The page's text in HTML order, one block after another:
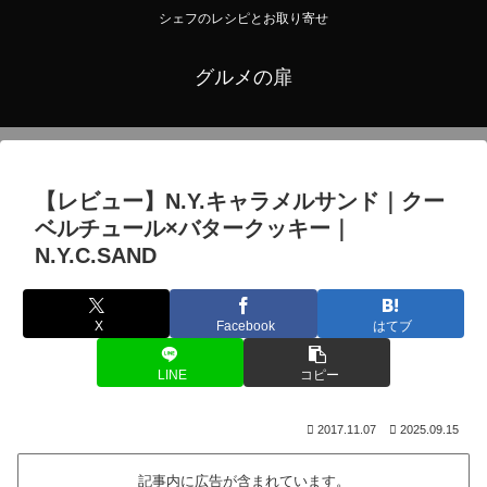
シェフのレシピとお取り寄せ
グルメの扉
【レビュー】N.Y.キャラメルサンド｜クー
ベルチュール×バタークッキー｜
N.Y.C.SAND
X Facebook はてブ
LINE コピー
2017.11.07 2025.09.15
記事内に広告が含まれています。